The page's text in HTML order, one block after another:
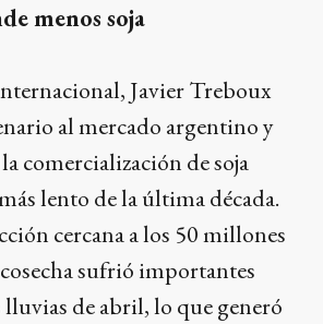
menos soja
Javier Treboux
al mercado argentino y
comercialización de soja
lento de la última década.
cercana a los 50 millones
sufrió importantes
de abril, lo que generó